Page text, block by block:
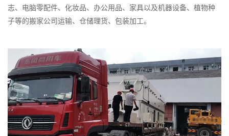
志、电脑零配件、化妆品、办公用品、家具以及机器设备、植物种
子等的搬家公司运输、仓储理货、包装加工。